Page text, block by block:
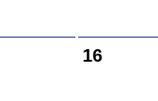
16